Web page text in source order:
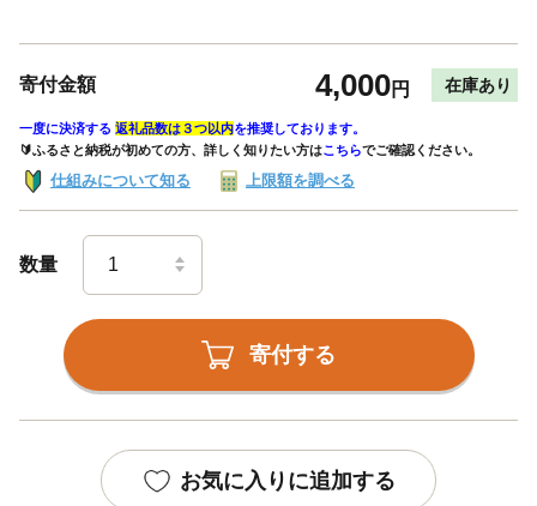
寄付金額 4,000円 在庫あり
一度に決済する 返礼品数は３つ以内を推奨しております。
🔰ふるさと納税が初めての方、詳しく知りたい方はこちらでご確認ください。
仕組みについて知る 上限額を調べる
数量
寄付する
お気に入りに追加する